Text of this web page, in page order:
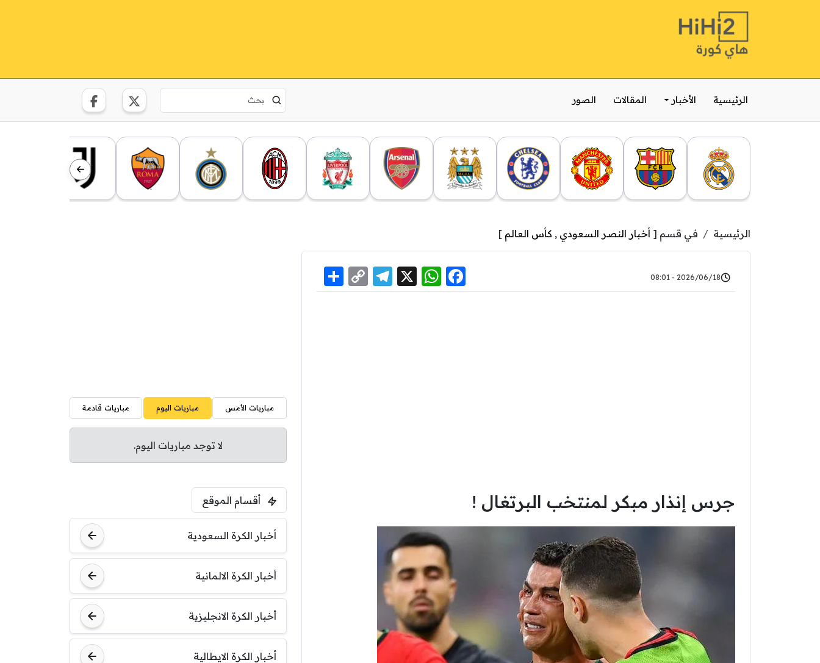
الرئيسية الأخبار المقالات الصور
الرئيسية في قسم [ أخبار النصر السعودي , كأس العالم ]
2026/06/18 - 08:01
Facebook
WhatsApp
X
Telegram
Copy
Link
جرس إنذار مبكر لمنتخب البرتغال !
مباريات الأمس مباريات اليوم مباريات قادمة
لا توجد مباريات اليوم.
أقسام الموقع
أخبار الكرة السعودية
أخبار الكرة الالمانية
أخبار الكرة الانجليزية
أخبار الكرة الايطالية